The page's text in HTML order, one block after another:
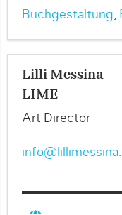
Buchgestaltung,
Lilli Messina
LIME
Art Director